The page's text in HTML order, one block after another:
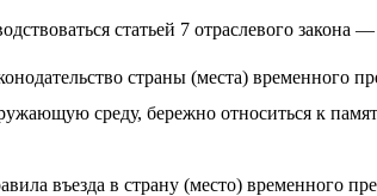
статьей 7 отраслевого
страны (места) временного
среду, бережно относиться к
въезда в страну (место) временного